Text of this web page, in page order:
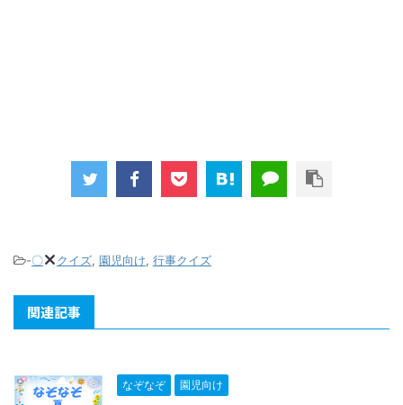
-〇 クイズ, 園児向け, 行事クイズ
関連記事
なぞなぞ 園児向け